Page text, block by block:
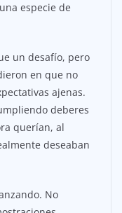
especie de
un desafío, pero
en que no
ajenas.
deberes
querían, al
deseaban
No